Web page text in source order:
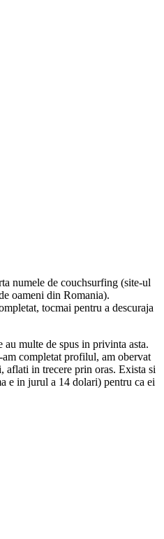
numele de couchsurfing (site-ul
oameni din Romania).
tocmai pentru a descuraja
multe de spus in privinta asta.
am completat profilul, am obervat
aflati in trecere prin oras. Exista si
e in jurul a 14 dolari) pentru ca ei